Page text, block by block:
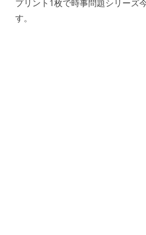
プリント1枚で時事問題シリーズ
す。